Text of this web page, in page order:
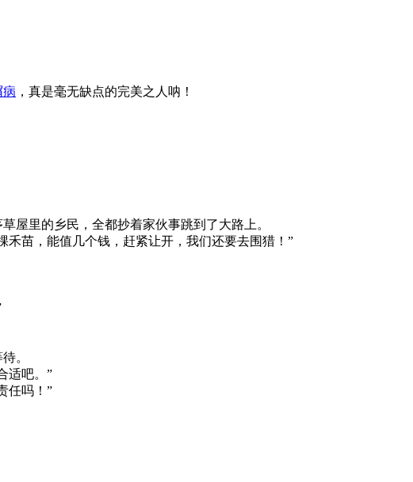
病 ，真是毫无缺点的完美之人呐！
屋里的乡民，全都抄着家伙事跳到了大路上。
苗，能值几个钱，赶紧让开，我们还要去围猎！”
。
适吧。”
任吗！”